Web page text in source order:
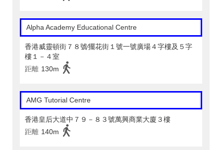
Alpha Academy Educational Centre
香港威靈頓街７８號∕擺花街１號一號廣場４字樓及５字
樓１－４室
距離 130m
AMG Tutorial Centre
香港皇后大道中７９－８３號萬興商業大廈３樓
距離 140m